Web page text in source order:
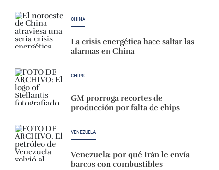
CHINA
La crisis energética hace saltar las
alarmas en China
CHIPS
GM prorroga recortes de
producción por falta de chips
VENEZUELA
Venezuela: por qué Irán le envía
barcos con combustibles